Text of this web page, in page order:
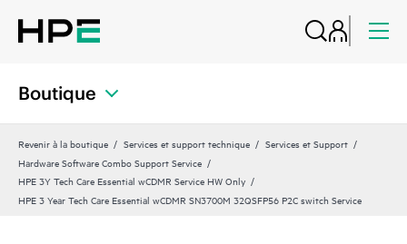
Boutique
Revenir à la boutique Services et support technique
Services et Support
Hardware Software Combo Support Service
HPE 3Y Tech Care Essential wCDMR Service HW Only
HPE 3 Year Tech Care Essential wCDMR SN3700M 32QSFP56 P2C switch Service